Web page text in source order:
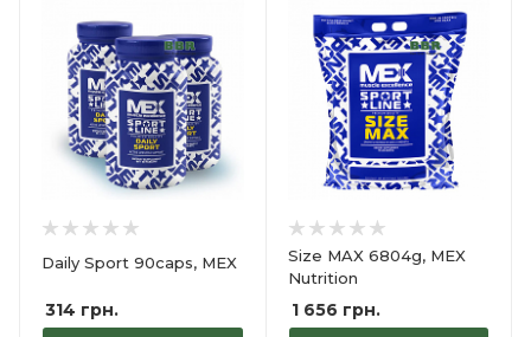
Daily Sport 90caps, MEX
314 грн.
Size MAX 6804g, MEX
Nutrition
1 656 грн.